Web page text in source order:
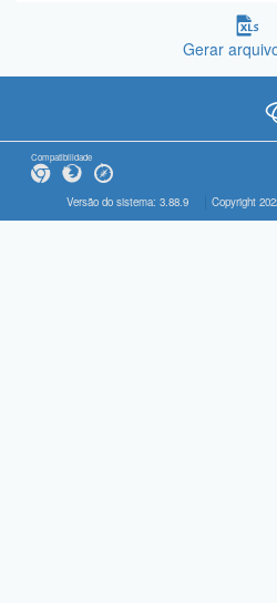
Gerar
Compatibilidade
Versão do sistema: 3.88.9 Copyright